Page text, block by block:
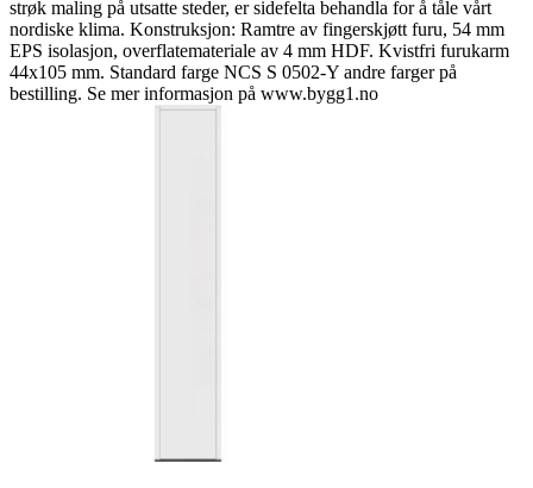
strøk maling på utsatte steder, er sidefelta behandla for å tåle vårt
nordiske klima. Konstruksjon: Ramtre av fingerskjøtt furu, 54 mm
EPS isolasjon, overflatemateriale av 4 mm HDF. Kvistfri furukarm
44x105 mm. Standard farge NCS S 0502-Y andre farger på
bestilling. Se mer informasjon på www.bygg1.no